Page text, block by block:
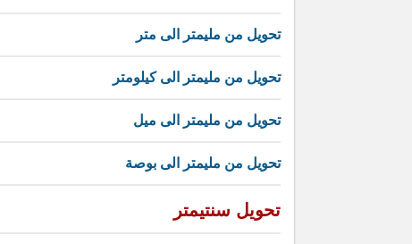
تحويل من مليمتر الى متر
تحويل من مليمتر الى كيلومتر
تحويل من مليمتر الى ميل
تحويل من مليمتر الى بوصة
تحويل سنتيمتر